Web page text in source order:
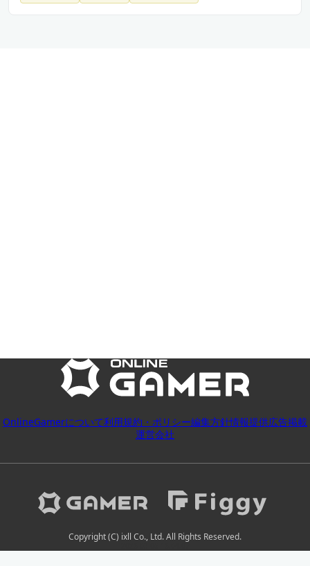
OnlineGamerについて利用規約・ポリシー編集方針情報提供広告掲載
運営会社
Copyright (C) ixll Co., Ltd. All Rights Reserved.